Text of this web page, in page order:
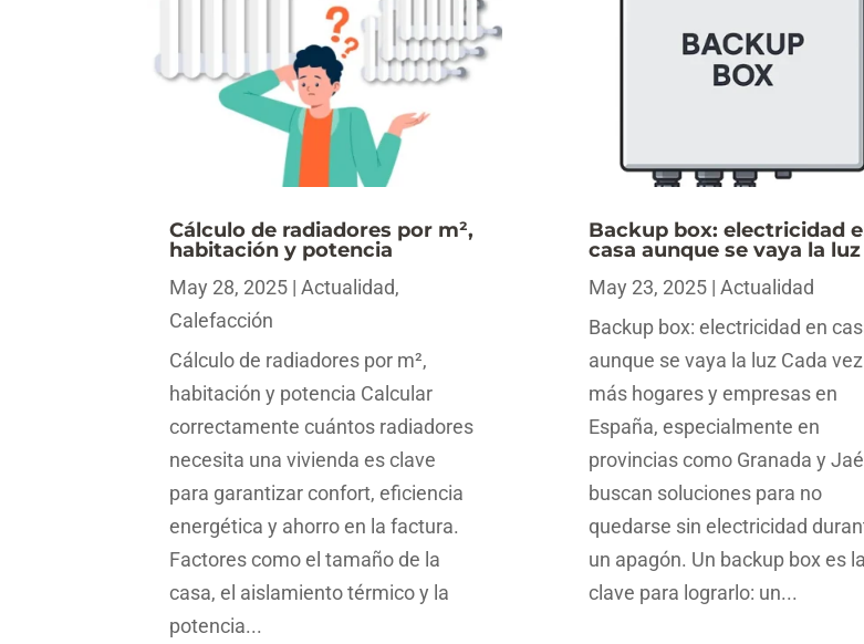
Cálculo de radiadores por m²,
habitación y potencia
May 28, 2025 |Actualidad,
Calefacción
Cálculo de radiadores por m²,
habitación y potencia Calcular
correctamente cuántos radiadores
necesita una vivienda es clave
para garantizar confort, eficiencia
energética y ahorro en la factura.
Factores como el tamaño de la
casa, el aislamiento térmico y la
potencia...
Backup box: electricidad
casa aunque se vaya la luz
May 23, 2025| Actualidad
Backup box: electricidad en
aunque se vaya la luz Cada vez
más hogares y empresas en
España, especialmente en
provincias como Granada y
buscan soluciones para no
quedarse sin electricidad
un apagón. Un backup box es la
clave para lograrlo: un...